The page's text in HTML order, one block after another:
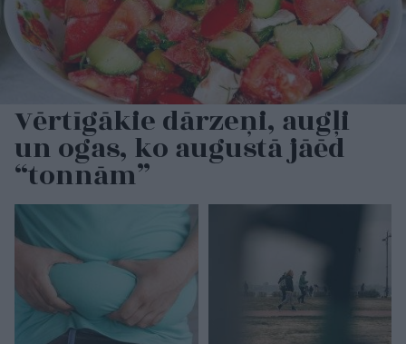
Vērtīgākie dārzeņi, augļi
un ogas, ko augustā jāēd
“tonnām”